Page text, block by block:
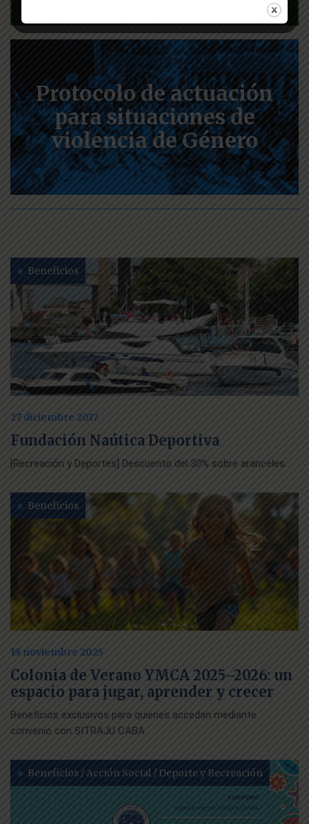
Protocolo de actuación
para situaciones de
violencia de Género
Beneficios
27 diciembre 2017
Fundación Naútica Deportiva
[Recreación y Deportes] Descuento del 30% sobre aranceles.
Beneficios
19 noviembre 2025
Colonia de Verano YMCA 2025–2026: un
espacio para jugar, aprender y crecer
Beneficios exclusivos para quienes accedan mediante
convenio con SITRAJU CABA
Beneficios / Acción Social / Deporte y Recreación